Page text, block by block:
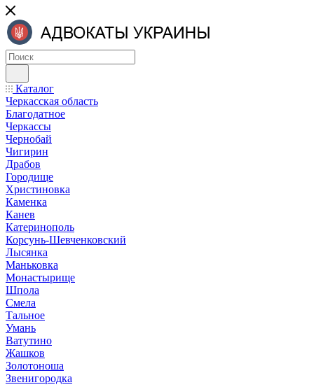
Каталог
Черкасская область
Благодатное
Черкассы
Чернобай
Чигирин
Драбов
Городище
Христиновка
Каменка
Канев
Катеринополь
Корсунь-Шевченковский
Лысянка
Маньковка
Монастырище
Шпола
Смела
Тальное
Умань
Ватутино
Жашков
Золотоноша
Звенигородка